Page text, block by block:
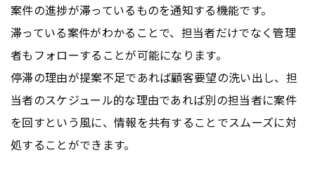
案件の進捗が滞っているものを通知する機能です。
滞っている案件がわかることで、担当者だけでなく管理
者もフォローすることが可能になります。
停滞の理由が提案不足であれば顧客要望の洗い出し、担
当者のスケジュール的な理由であれば別の担当者に案件
を回すという風に、情報を共有することでスムーズに対
処することができます。